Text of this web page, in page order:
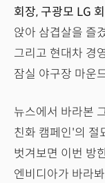
회장, 구광모 LG
앉아 삼겹살을 즐
그리고 현대차 경
잠실 야구장 마운
뉴스에서 바라본
친화 캠페인'의 절
벗겨보면 이번 방
엔비디아가 바라